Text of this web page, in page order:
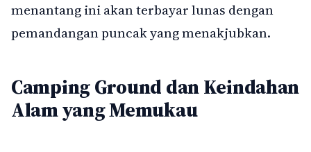
menantang ini akan terbayar lunas dengan
pemandangan puncak yang menakjubkan.
Camping Ground dan Keindahan
Alam yang Memukau